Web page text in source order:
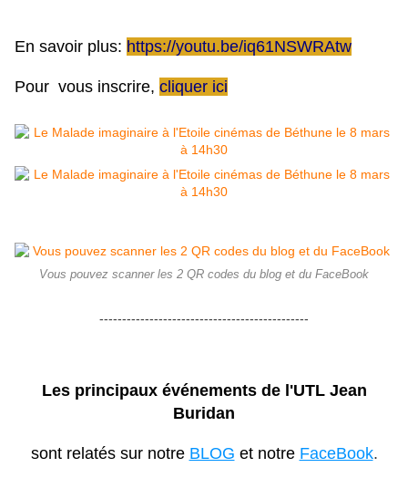
En savoir plus: https://youtu.be/iq61NSWRAtw
Pour vous inscrire, cliquer ici
Vous pouvez scanner les 2 QR codes du blog et du FaceBook
----------------------------------------------
Les principaux événements de l'UTL Jean
Buridan
sont relatés sur notre BLOG et notre FaceBook.